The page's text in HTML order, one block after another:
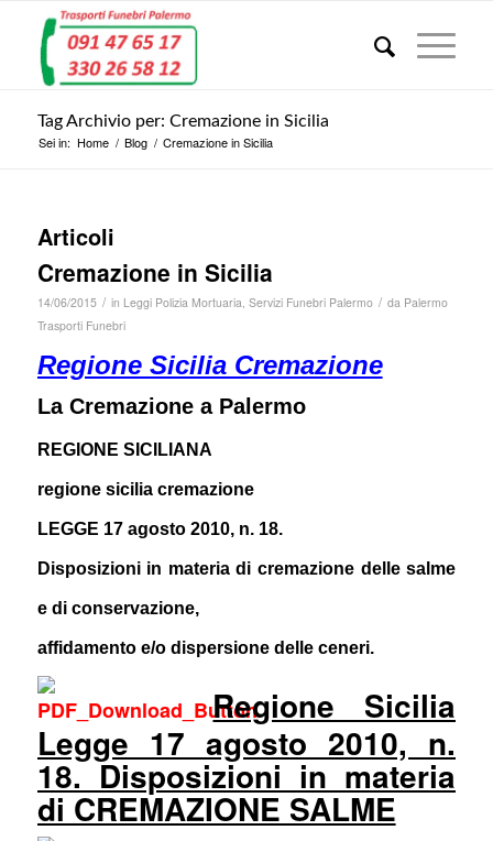
Tag Archivio per: Cremazione in Sicilia
Sei in: Home / Blog / Cremazione in Sicilia
Articoli
Cremazione in Sicilia
14/06/2015 / in Leggi Polizia Mortuaria, Servizi Funebri Palermo / da Palermo
Trasporti Funebri
Regione Sicilia Cremazione
La Cremazione a Palermo
REGIONE SICILIANA
regione sicilia cremazione
LEGGE 17 agosto 2010, n. 18.
Disposizioni in materia di cremazione delle salme
e di conservazione,
affidamento e/o dispersione delle ceneri.
Regione Sicilia
Legge 17 agosto 2010, n.
18. Disposizioni in materia
di CREMAZIONE SALME